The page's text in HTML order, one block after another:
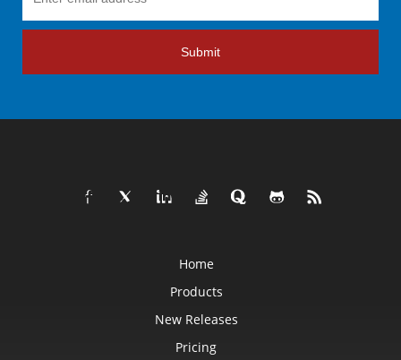
Submit
Home
Products
New Releases
Pricing